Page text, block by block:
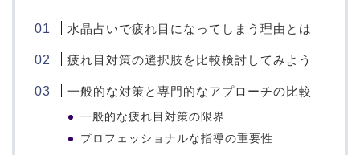
水晶占いで疲れ目になってしまう理由とは
疲れ目対策の選択肢を比較検討してみよう
一般的な対策と専門的なアプローチの比較
一般的な疲れ目対策の限界
プロフェッショナルな指導の重要性